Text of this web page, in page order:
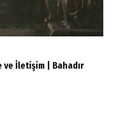
ve İletişim | Bahadır